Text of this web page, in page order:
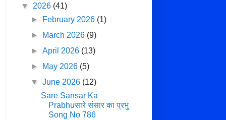
▼ 2026 (41)
►
February 2026 (1)
►
March 2026 (9)
►April 2026 (13)
►
May 2026 (5)
▼June 2026 (12)
Sare Sansar Ka
Prabhuसारे संसार का प्रभु
Song No 786